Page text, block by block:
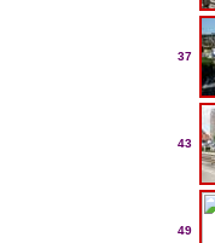
37
43
49